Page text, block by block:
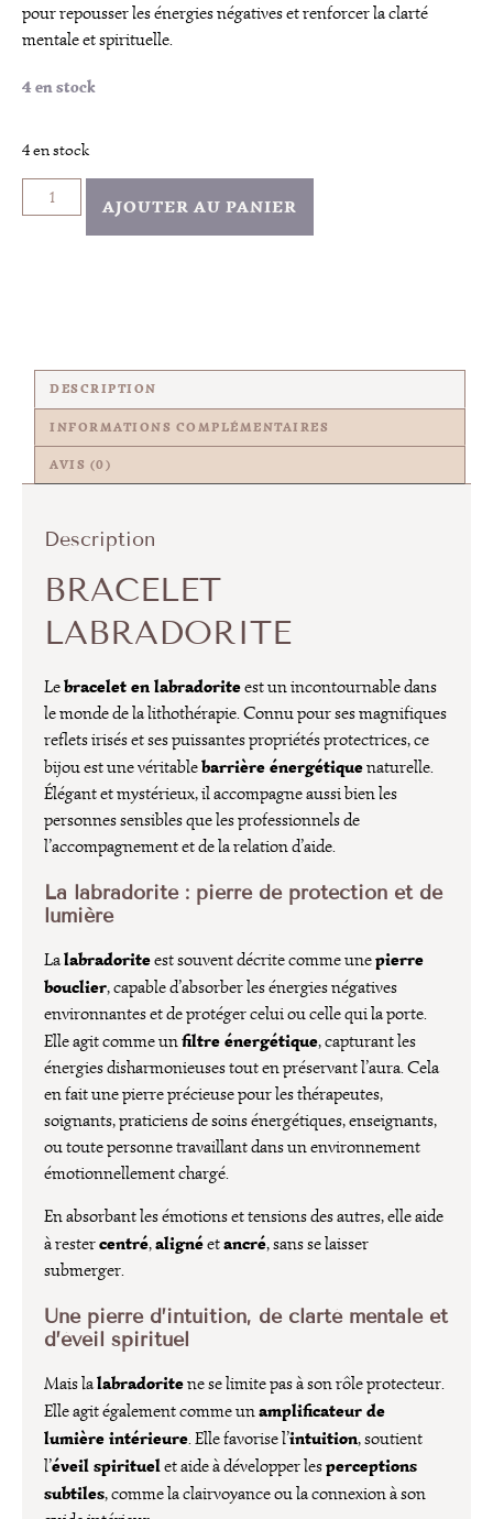
pour repousser les énergies négatives et renforcer la clarté
mentale et spirituelle.
4 en stock
4 en stock
AJOUTER AU PANIER
DESCRIPTION
INFORMATIONS COMPLÉMENTAIRES
AVIS (0)
Description
BRACELET
LABRADORITE
Lebracelet en labradoriteest un incontournable dans
le monde de la lithothérapie. Connu pour ses magnifiques
reflets irisés et ses puissantes propriétés protectrices, ce
bijou est une véritablebarrière énergétiquenaturelle.
Élégant et mystérieux, il accompagne aussi bien les
personnes sensibles que les professionnels de
l’accompagnement et de la relation d’aide.
La labradorite : pierre de protection et de
lumière
Lalabradoriteest souvent décrite comme unepierre
bouclier, capable d’absorber les énergies négatives
environnantes et de protéger celui ou celle qui la porte.
Elle agit comme unfiltre énergétique, capturant les
énergies disharmonieuses tout en préservant l’aura. Cela
en fait une pierre précieuse pour les thérapeutes,
soignants, praticiens de soins énergétiques, enseignants,
ou toute personne travaillant dans un environnement
émotionnellement chargé.
En absorbant les émotions et tensions des autres, elle aide
à restercentré,alignéetancré, sans se laisser
submerger.
Une pierre d’intuition, de clarté mentale et
d’éveil spirituel
Mais lalabradoritene se limite pas à son rôle protecteur.
Elle agit également comme unamplificateur de
lumière intérieure. Elle favorise l’intuition, soutient
l’éveil spirituelet aide à développer lesperceptions
subtiles, comme la clairvoyance ou la connexion à son